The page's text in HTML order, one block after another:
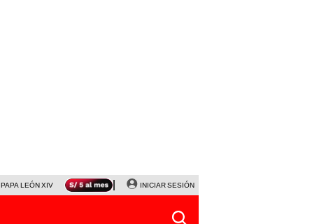
PAPA LEÓN XIV NALDY SALDAÑA LA BELLA LUZ
INICIAR SESIÓN